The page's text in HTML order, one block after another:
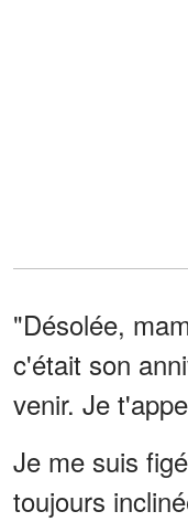
"Désolée,
c'était son
venir. Je
Je me suis
toujours